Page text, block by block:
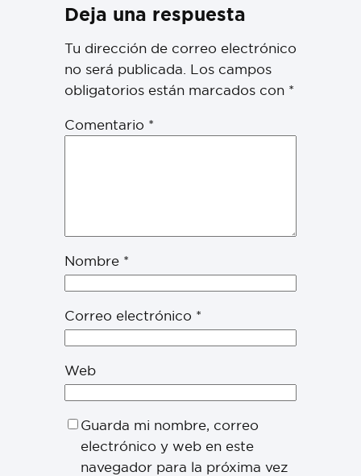
Deja una respuesta
Tu dirección de correo electrónico
no será publicada. Los campos
obligatorios están marcados con *
Comentario *
Nombre *
Correo electrónico *
Web
Guarda mi nombre, correo
electrónico y web en este
navegador para la próxima vez